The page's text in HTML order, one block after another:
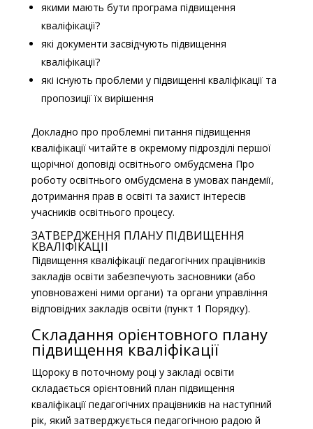
якими мають бути програма підвищення
кваліфікації?
які документи засвідчують підвищення
кваліфікації?
які існують проблеми у підвищенні кваліфікації та
пропозиції їх вирішення
Докладно про проблемні питання підвищення
кваліфікації читайте в окремому підрозділі першої
щорічної доповіді освітнього омбудсмена Про
роботу освітнього омбудсмена в умовах пандемії,
дотримання прав в освіті та захист інтересів
учасників освітнього процесу.
ЗАТВЕРДЖЕННЯ ПЛАНУ ПІДВИЩЕННЯ
КВАЛІФІКАЦІЇ
Підвищення кваліфікації педагогічних працівників
закладів освіти забезпечують засновники (або
уповноважені ними органи) та органи управління
відповідних закладів освіти (пункт 1 Порядку).
Складання орієнтовного плану
підвищення кваліфікації
Щороку в поточному році у закладі освіти
складається орієнтовний план підвищення
кваліфікації педагогічних працівників на наступний
рік, який затверджується педагогічною радою й